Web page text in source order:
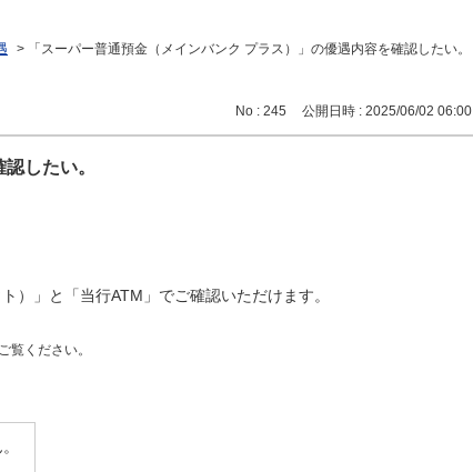
> 「スーパー普通預金（メインバンク プラス）」の優遇内容を確認したい。
No : 245 公開日時 : 2025/06/02 06:00
したい。
）」と「当行ATM」でご確認いただけます。
覧ください。